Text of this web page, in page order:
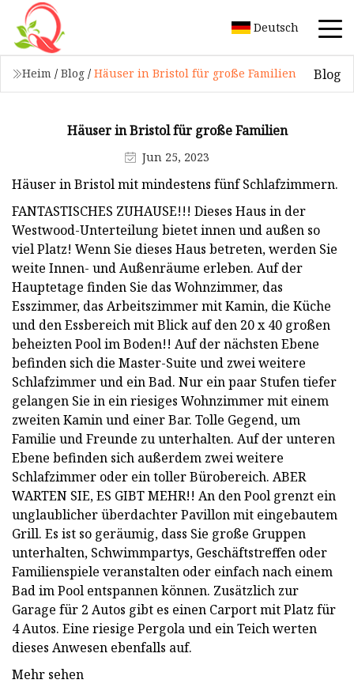
Deutsch
Heim / Blog / Häuser in Bristol für große Familien Blog
Häuser in Bristol für große Familien
Jun 25, 2023
Häuser in Bristol mit mindestens fünf Schlafzimmern.
FANTASTISCHES ZUHAUSE!!! Dieses Haus in der
Westwood-Unterteilung bietet innen und außen so
viel Platz! Wenn Sie dieses Haus betreten, werden Sie
weite Innen- und Außenräume erleben. Auf der
Hauptetage finden Sie das Wohnzimmer, das
Esszimmer, das Arbeitszimmer mit Kamin, die Küche
und den Essbereich mit Blick auf den 20 x 40 großen
beheizten Pool im Boden!! Auf der nächsten Ebene
befinden sich die Master-Suite und zwei weitere
Schlafzimmer und ein Bad. Nur ein paar Stufen tiefer
gelangen Sie in ein riesiges Wohnzimmer mit einem
zweiten Kamin und einer Bar. Tolle Gegend, um
Familie und Freunde zu unterhalten. Auf der unteren
Ebene befinden sich außerdem zwei weitere
Schlafzimmer oder ein toller Bürobereich. ABER
WARTEN SIE, ES GIBT MEHR!! An den Pool grenzt ein
unglaublicher überdachter Pavillon mit eingebautem
Grill. Es ist so geräumig, dass Sie große Gruppen
unterhalten, Schwimmpartys, Geschäftstreffen oder
Familienspiele veranstalten oder einfach nach einem
Bad im Pool entspannen können. Zusätzlich zur
Garage für 2 Autos gibt es einen Carport mit Platz für
4 Autos. Eine riesige Pergola und ein Teich werten
dieses Anwesen ebenfalls auf.
Mehr sehen